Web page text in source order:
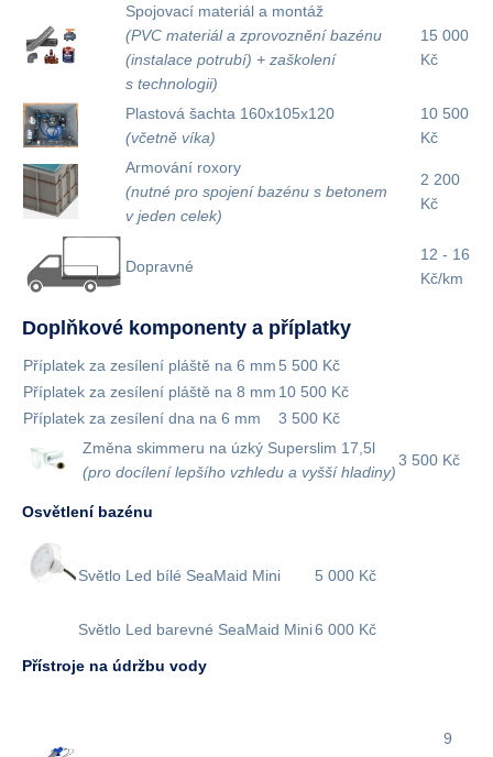
Spojovací materiál a montáž
(PVC materiál a zprovoznění bazénu
(instalace potrubí) + zaškolení
s technologii)
15 000
Kč
Plastová šachta 160x105x120
(včetně víka)
10 500
Kč
Armování roxory
(nutné pro spojení bazénu s betonem
v jeden celek)
2 200
Kč
Dopravné
12 - 16
Kč/km
Doplňkové komponenty a příplatky
Příplatek za zesílení pláště na 6 mm 5 500 Kč
Příplatek za zesílení pláště na 8 mm 10 500 Kč
Příplatek za zesílení dna na 6 mm
3 500 Kč
Změna skimmeru na úzký Superslim 17,5l
(pro docílení lepšího vzhledu a vyšší hladiny)
3 500 Kč
Osvětlení bazénu
Světlo Led bílé SeaMaid Mini 5 000 Kč
Světlo Led barevné SeaMaid Mini6 000 Kč
Přístroje na údržbu vody
9